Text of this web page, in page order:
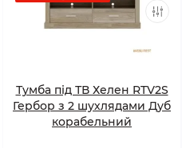
Тумба під ТВ Хелен RTV2S
Гербор з 2 шухлядами Дуб
корабельний